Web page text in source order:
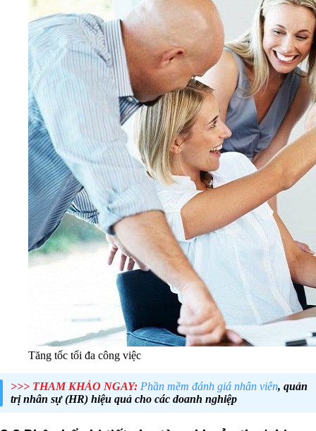
Tăng tốc tối đa công việc
>>> THAM KHẢO NGAY: Phần mềm đánh giá nhân viên, quản
trị nhân sự (HR) hiệu quả cho các doanh nghiệp